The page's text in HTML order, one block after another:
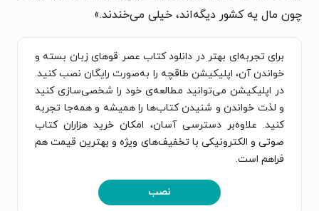
چون مال یه کشور دیگه‌اند، خیلی می‌خندند.»
برای تجربه‌ای بهتر در دانلود کتاب عصر قوهای زبان بسته و
خواندن آن، اپلیکیشن طاقچه را به‌صورت رایگان نصب کنید.
در اپلیکیشن می‌توانید مطالعه‌ی خود را شخصی‌سازی کنید
و لذت خواندن و شنیدن کتاب‌ها را همیشه و همه‌جا تجربه
کنید. علاوه‌بر دسترسی آسان، امکان خرید هزاران کتاب
صوتی و الکترونیکی با تخفیف‌های ویژه و بهترین قیمت هم
فراهم است.
نصب